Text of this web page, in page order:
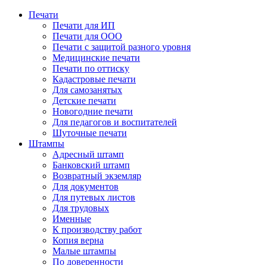
Печати
Печати для ИП
Печати для ООО
Печати с защитой разного уровня
Медицинские печати
Печати по оттиску
Кадастровые печати
Для самозанятых
Детские печати
Новогодние печати
Для педагогов и воспитателей
Шуточные печати
Штампы
Адресный штамп
Банковский штамп
Возвратный экземляр
Для документов
Для путевых листов
Для трудовых
Именные
К производству работ
Копия верна
Малые штампы
По доверенности